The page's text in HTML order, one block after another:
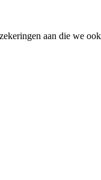
aan die we ook